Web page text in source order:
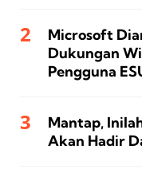
Microsoft
Dukungan
Pengguna
Mantap,
Akan Hadir